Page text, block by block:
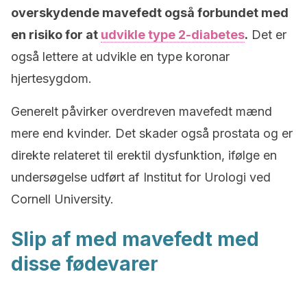
overskydende mavefedt også forbundet med
en risiko for at udvikle type 2-diabetes. Det er
også lettere at udvikle en type koronar
hjertesygdom.
Generelt påvirker overdreven mavefedt mænd
mere end kvinder. Det skader også prostata og er
direkte relateret til erektil dysfunktion, ifølge en
undersøgelse udført af Institut for Urologi ved
Cornell University.
Slip af med mavefedt med
disse fødevarer